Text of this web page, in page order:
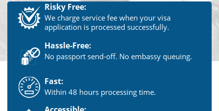
Risky Free:
We charge service fee when your visa
application is processed successfully.
Hassle-Free:
No passport send-off. No embassy queuing.
Fast:
Within 48 hours processing time.